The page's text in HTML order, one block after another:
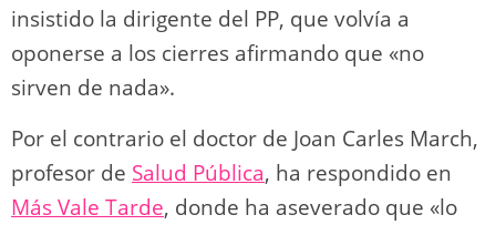
insistido la dirigente del PP, que volvía a
oponerse a los cierres afirmando que «no
sirven de nada».
Por el contrario el doctor de Joan Carles March,
profesor de Salud Pública, ha respondido en
Más Vale Tarde, donde ha aseverado que «lo